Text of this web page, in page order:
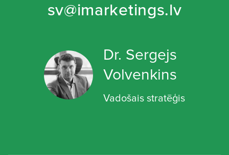
sv@imarketings.lv
Dr. Sergejs
Volvenkins
Vadošais stratēģis